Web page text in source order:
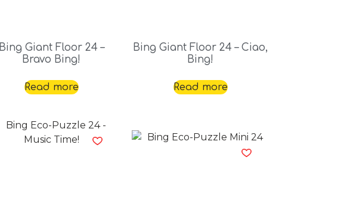
Bing Giant Floor 24 –
Bravo Bing!
Read more
Bing Giant Floor 24 – Ciao,
Bing!
Read more